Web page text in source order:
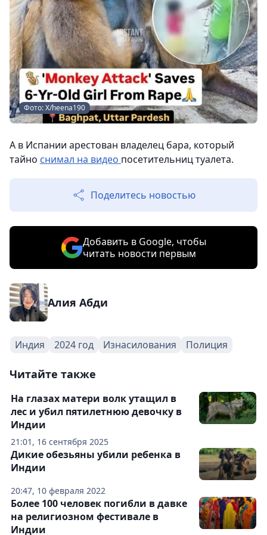
Фото: Х/heena190
А в Испании арестован владелец бара, который
тайно снимал на видео посетительниц туалета.
Поделитесь новостью
Добавить в Google, чтобы
читать новости первым
Алия Абди
Индия 2024 год Изнасилования Полиция
Читайте также
21:01, 16 сентября 2025
На глазах матери волк утащил в
лес и убил пятилетнюю девочку в
Индии
20:47, 10 февраля 2022
Дикие обезьяны убили ребенка в
Индии
Более 100 человек погибли в давке
на религиозном фестивале в
Индии